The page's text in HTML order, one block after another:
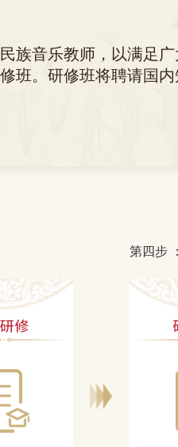
族音乐教师，以满足
班。研修班将聘请国
第四步